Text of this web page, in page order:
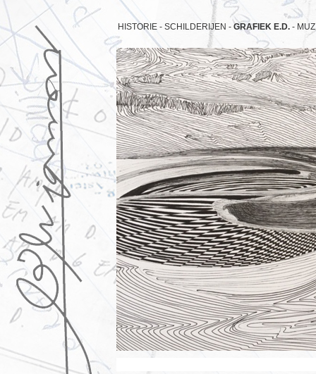
HISTORIE - SCHILDERIJEN - GRAFIEK E.D. -